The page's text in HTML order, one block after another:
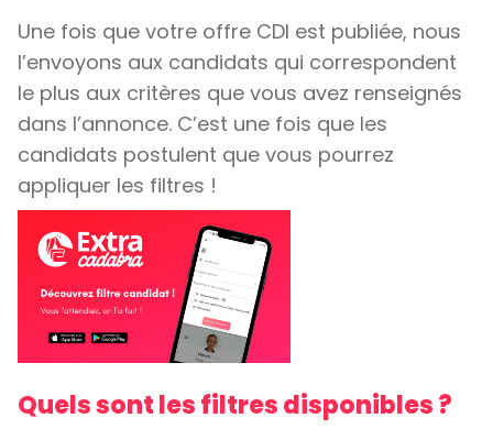
Une fois que votre offre CDI est publiée, nous
l’envoyons aux candidats qui correspondent
le plus aux critères que vous avez renseignés
dans l’annonce. C’est une fois que les
candidats postulent que vous pourrez
appliquer les filtres !
Quels sont les filtres disponibles ?